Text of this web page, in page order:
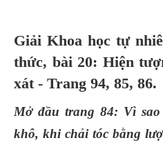
Giải Khoa học tự
thức, bài 20: Hiện
xát - Trang 94, 85, 86.
Mở đầu trang 84: Vì
khô, khi chải tóc bằng